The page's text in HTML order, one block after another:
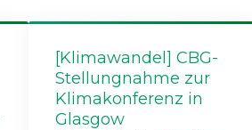
[Klimawandel] CBG-
Stellungnahme zur
Klimakonferenz in
Glasgow